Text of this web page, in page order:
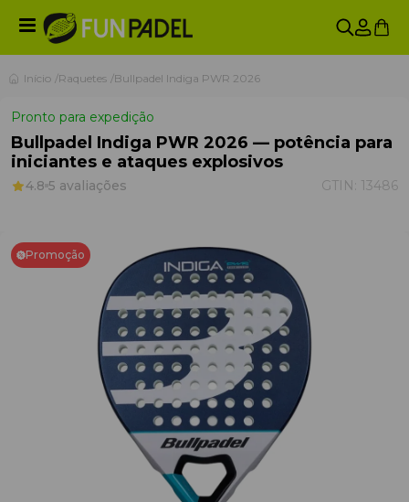
Início Raquetes Bullpadel Indiga PWR 2026
Pronto para expedição
Bullpadel Indiga PWR 2026 — potência para
iniciantes e ataques explosivos
4.8 5 avaliações GTIN: 13486
Promoção